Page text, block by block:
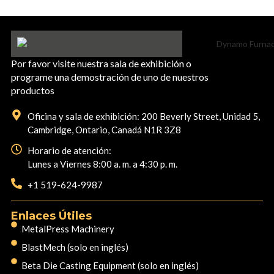
Por favor visite nuestra sala de exhibición o
programe una demostración de uno de nuestros
productos
Oficina y sala de exhibición: 200 Beverly Street, Unidad 5,
Cambridge, Ontario, Canadá N1R 3Z8
Horario de atención:
Lunes a Viernes 8:00 a. m. a 4:30 p. m.
+1 519-624-9987
Enlaces Útiles
MetalPress Machinery
BlastMech (solo en inglés)
Beta Die Casting Equipment (solo en inglés)